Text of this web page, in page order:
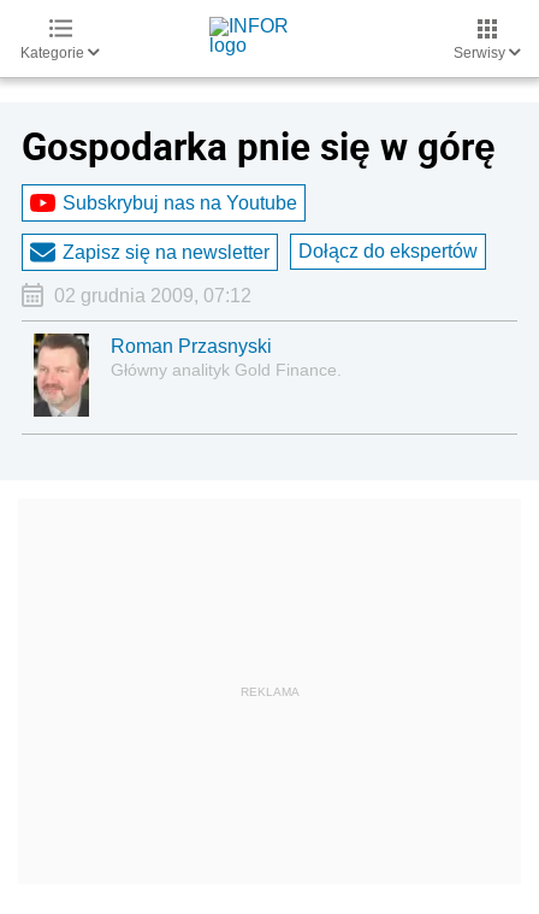
Kategorie Serwisy
Gospodarka pnie się w górę
Subskrybuj nas na Youtube
Zapisz się na newsletter Dołącz do ekspertów
02 grudnia 2009, 07:12
Roman Przasnyski
Główny analityk Gold Finance.